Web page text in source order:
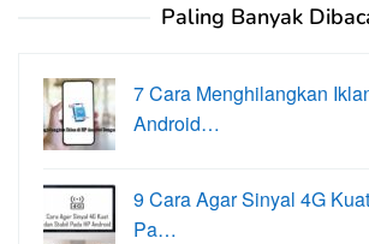
Paling Banyak
7 Cara Menghilangkan
Android…
9 Cara Agar Sinyal 4G
Pa…